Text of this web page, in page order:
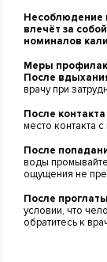
Несоблюдение
влечёт за
номиналов
Меры
После
врачу при
После
место контакта
После
воды
ощущения не
После
условии, что
обратитесь к